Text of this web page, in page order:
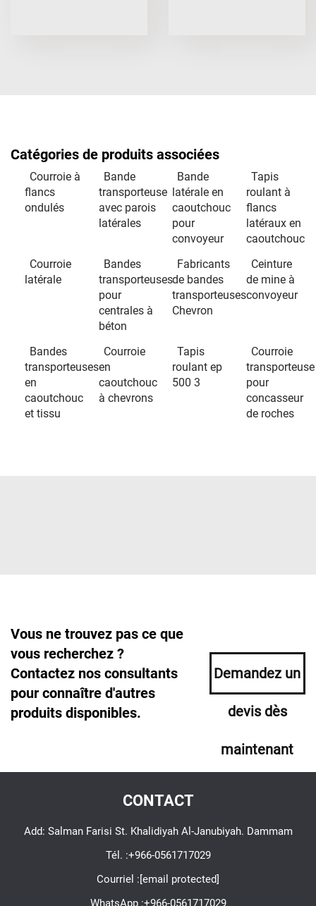
Catégories de produits associées
Courroie à
flancs
ondulés
Bande
transporteuse
avec parois
latérales
Bande
latérale en
caoutchouc
pour
convoyeur
Tapis
roulant à
flancs
latéraux en
caoutchouc
Courroie
latérale
Bandes
transporteuses
pour
centrales à
béton
Fabricants
de bandes
transporteuses
Chevron
Ceinture
de mine à
convoyeur
Bandes
transporteuses
en
caoutchouc
et tissu
Courroie
en
caoutchouc
à chevrons
Tapis
roulant ep
500 3
Courroie
transporteuse
pour
concasseur
de roches
Vous ne trouvez pas ce que
vous recherchez ?
Contactez nos consultants
pour connaître d'autres
produits disponibles.
Demandez un
devis dès
maintenant
CONTACT
Add: Salman Farisi St. Khalidiyah Al-Janubiyah. Dammam
Tél. :+966-0561717029
Courriel :[email protected]
WhatsApp :+966-0561717029